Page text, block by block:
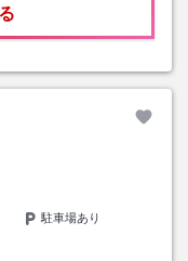
駐車場あり